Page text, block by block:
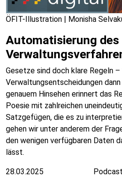
ÖFIT-Illustration | Monisha
Automatisierung des
Gesetze sind doch klare Regeln
Verwaltungsentscheidungen
genauem Hinsehen erinnert das
Poesie mit zahlreichen
Satzgefügen, die es zu
gehen wir unter anderem der
den wenigen verfügbaren Daten
lässt.
28.03.2025 Podcast